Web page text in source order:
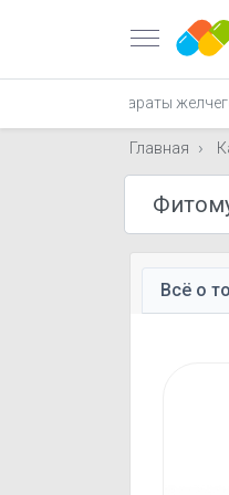
Препараты
Главная
Всё о